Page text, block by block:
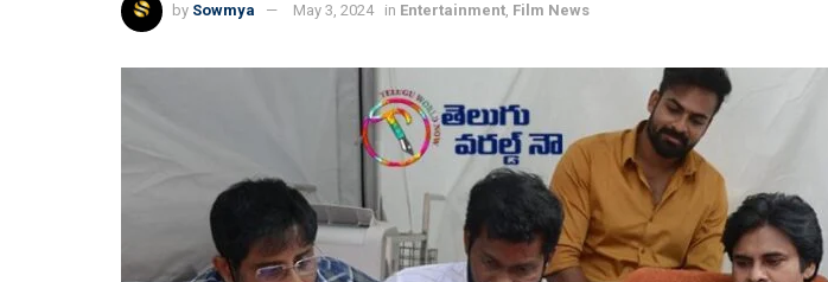
by Sowmya May 3, 2024 in Entertainment, Film News